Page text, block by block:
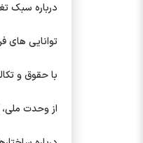
درباره سبک
توانایی های
با حقوق و
از وحدت ملی،